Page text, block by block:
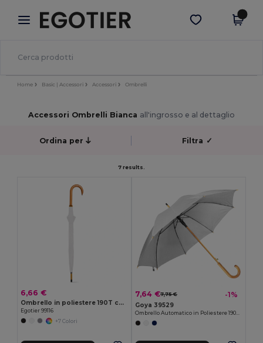
× App Egotier
Prezzi migliori sull'app!
Scarica app
Home Basic | Accessori Accessori Ombrelli
Accessori Ombrelli Bianca all'ingrosso e al dettaglio
Ordina per Filtra ✓
7 results.
6,66 €
Ombrello in poliestere 190T con apertura automatica
Egotier 99116
+7 Colori
7,64 €7,75 € -1%
Goya 39529
Ombrello Automatico in Poliestere 190T, 100cm CLOUDY